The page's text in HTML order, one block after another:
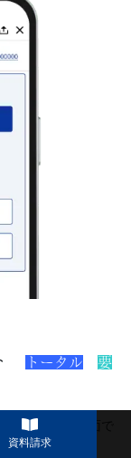
トータル
要
と、トーク画面で
す。
資料請求